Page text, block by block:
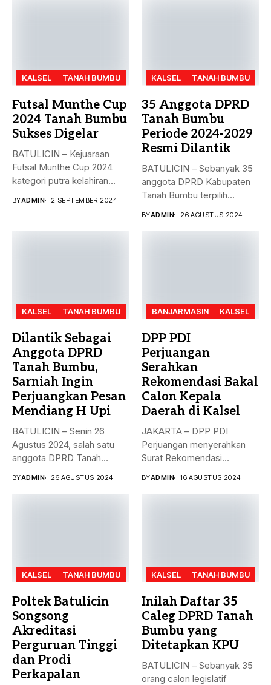
KALSEL TANAH BUMBU
Futsal Munthe Cup
2024 Tanah Bumbu
Sukses Digelar
BATULICIN – Kejuaraan
Futsal Munthe Cup 2024
kategori putra kelahiran
BYADMIN 2 SEPTEMBER 2024
KALSEL TANAH BUMBU
35 Anggota DPRD
Tanah Bumbu
Periode 2024-2029
Resmi Dilantik
BATULICIN – Sebanyak 35
anggota DPRD Kabupaten
Tanah Bumbu terpilih
BYADMIN 26 AGUSTUS 2024
KALSEL TANAH BUMBU
Dilantik Sebagai
Anggota DPRD
Tanah Bumbu,
Sarniah Ingin
Perjuangkan Pesan
Mendiang H Upi
BATULICIN – Senin 26
Agustus 2024, salah satu
anggota DPRD Tanah
BYADMIN 26 AGUSTUS 2024
BANJARMASIN KALSEL
DPP PDI
Perjuangan
Serahkan
Rekomendasi Bakal
Calon Kepala
Daerah di Kalsel
JAKARTA – DPP PDI
Perjuangan menyerahkan
Surat Rekomendasi
BYADMIN 16 AGUSTUS 2024
KALSEL TANAH BUMBU
Poltek Batulicin
Songsong
Akreditasi
Perguruan Tinggi
dan Prodi
Perkapalan
KALSEL TANAH BUMBU
Inilah Daftar 35
Caleg DPRD Tanah
Bumbu yang
Ditetapkan KPU
BATULICIN – Sebanyak 35
orang calon legislatif